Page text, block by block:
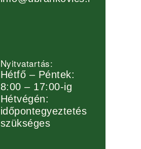
Nyitvatartás:
Hétfő – Péntek:
8:00 – 17:00-ig
Hétvégén:
időpontegyeztetés
szükséges